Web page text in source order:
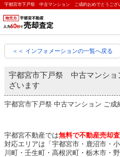
＜＜ インフォメーションの一覧へ戻る
宇都宮市下戸祭 中古マンシ
ざいます
宇都宮市下戸祭 中古マンション ご成
宇都宮不動産では無料で不動産売却
対応エリアは「宇都宮市・鹿沼市・
川町・壬生町・高根沢町・栃木市・野